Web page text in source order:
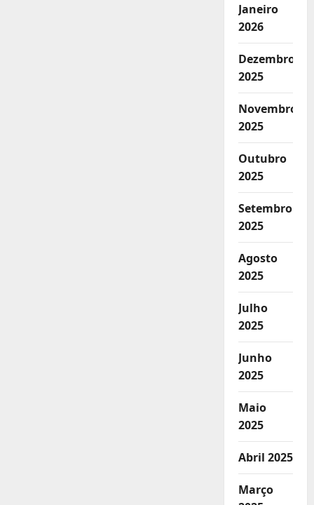
Janeiro
2026
Dezembro
2025
Novembro
2025
Outubro
2025
Setembro
2025
Agosto
2025
Julho
2025
Junho
2025
Maio
2025
Abril 2025
Março